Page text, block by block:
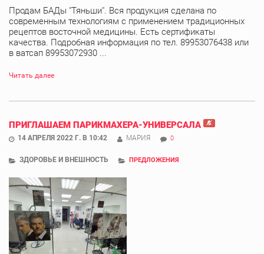
Продам БАДы "Тяньши". Вся продукция сделана по
современным технологиям с применением традиционных
рецептов восточной медицины. Есть сертификаты
качества. Подробная информация по тел. 89953076438 или
в ватсап 89953072930 ...
Читать далее
ПРИГЛАШАЕМ ПАРИКМАХЕРА-УНИВЕРСАЛА
14 АПРЕЛЯ 2022 Г. В 10:42 МАРИЯ 0
ЗДОРОВЬЕ И ВНЕШНОСТЬ ПРЕДЛОЖЕНИЯ